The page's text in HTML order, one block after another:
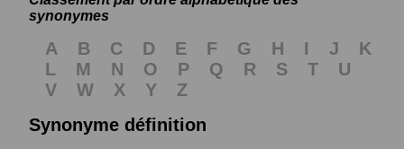
synonymes
A B C D E F G H I J
K
L
M N O P Q R S T
U
V
W X Y
Z
Synonyme définition